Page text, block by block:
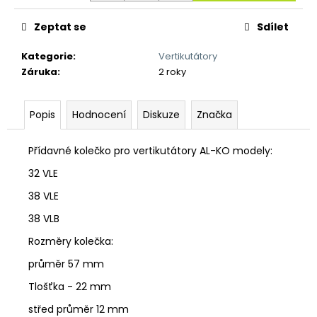
cena:
Kategorie:
Vertikutátory
Záruka: 2 roky
Zeptat se Sdílet
Popis Hodnocení Diskuze Značka
Přídavné kolečko pro vertikutátory AL-KO modely:
32 VLE
38 VLE
38 VLB
Rozměry kolečka:
průměr 57 mm
Tlošťka - 22 mm
střed průměr 12 mm
D
o
p
o
u
m